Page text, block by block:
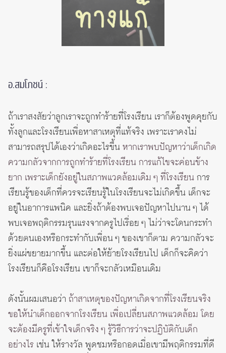
อ.สมโภชน์ :
ถ้าเราสงสัยว่าลูกเราจะถูกทำร้ายที่โรงเรียน เราก็ต้องพูดคุยกับ
ทั้งลูกและโรงเรียนเพื่อหาสาเหตุที่แท้จริง เพราะเราคงไม่
สามารถสรุปได้เองว่าเกิดอะไรขึ้นหากเราพบปัญหาว่าเด็กเกิด
ความกลัวจากการถูกทำร้ายที่โรงเรียน การแก้ไขจะค่อนข้าง
ยาก เพราะเด็กยังอยู่ในสภาพแวดล้อมเดิม ๆ ที่โรงเรียนการ
เรียนรู้ของเด็กที่ควรจะเรียนรู้ในโรงเรียนจะไม่เกิดขึ้น เด็กจะ
อยู่ในอาการแพนิค และยิ่งถ้าต้องพบเจอปัญหาไปนาน ๆ ได้
พบเจอพฤติกรรมรุนแรงจากครูไปเรื่อย ๆ ไม่ว่าจะโดนกระทำ
ด้วยตนเองหรือกระทำกับเพื่อน ๆ ของเขาก็ตาม ความกลัวจะ
ยิ่งแผ่ขยายมากขึ้น และต่อให้ย้ายโรงเรียนไป เด็กก็จะคิดว่า
โรงเรียนก็คือโรงเรียน เขาก็จะกลัวเหมือนเดิม
ดังนั้นผมเสนอว่า ถ้าสาเหตุของปัญหาเกิดจากที่โรงเรียนจริง
ขอให้นำเด็กออกจากโรงเรียน เพื่อเปลี่ยนสภาพแวดล้อม โดย
จะต้องมีครูที่เข้าใจเด็กจริง ๆ รู้วิธีการว่าจะปฏิบัติกับเด็ก
อย่างไร เช่น ให้รางวัล พูดชมหรือกอดเมื่อเขามีพฤติกรรมที่ดี